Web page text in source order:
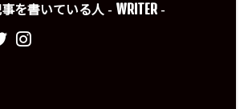
を書いている人 - WRITER -